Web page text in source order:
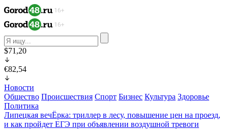
$71,20
€82,54
Новости
Общество Происшествия Спорт Бизнес Культура Здоровье
Политика
Липецкая вечЁрка: триллер в лесу, повышение цен на проезд,
и как пройдет ЕГЭ при объявлении воздушной тревоги